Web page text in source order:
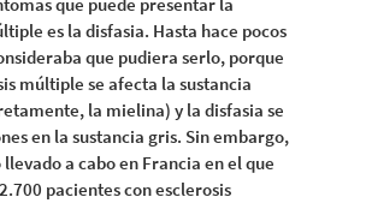
es la disfasia. Hasta hace pocos
que pudiera serlo, porque
múltiple se afecta la sustancia
la mielina) y la disfasia se
en la sustancia gris. Sin embargo,
a cabo en Francia en el que
pacientes con esclerosis